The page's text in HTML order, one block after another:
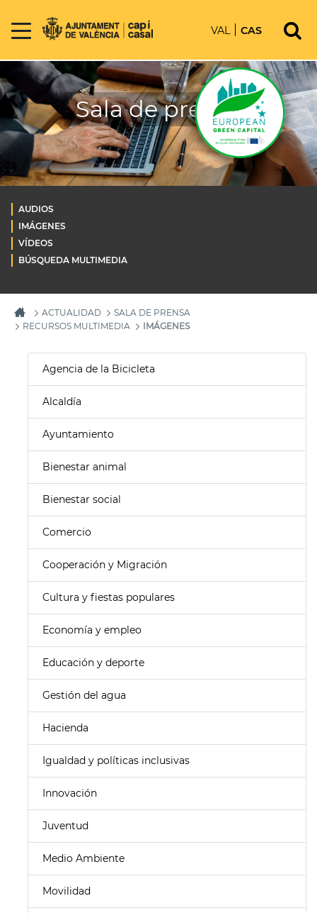
VAL CAS
Sala de prensa
AUDIOS
IMÁGENES
VÍDEOS
BÚSQUEDA MULTIMEDIA
ACTUALIDAD
SALA DE PRENSA
RECURSOS MULTIMEDIA
IMÁGENES
Agencia de la Bicicleta
Alcaldía
Ayuntamiento
Bienestar animal
Bienestar social
Comercio
Cooperación y Migración
Cultura y fiestas populares
Economía y empleo
Educación y deporte
Gestión del agua
Hacienda
Igualdad y políticas inclusivas
Innovación
Juventud
Medio Ambiente
Movilidad